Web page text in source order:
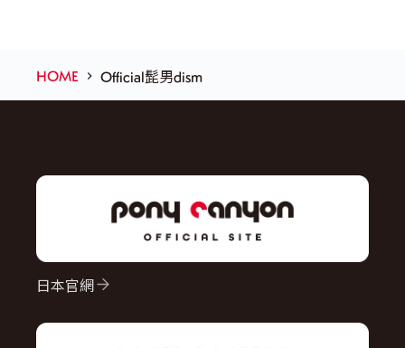
HOME Official髭男dism
日本官網